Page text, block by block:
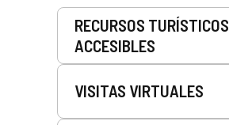
RECURSOS TURÍSTICOS
ACCESIBLES
VISITAS VIRTUALES